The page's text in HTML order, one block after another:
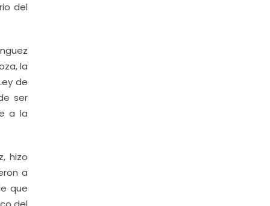
del
la
de
ser
a la
hizo
a
que